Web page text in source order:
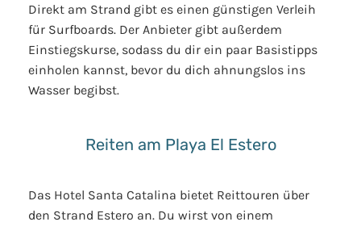
Direkt am Strand gibt es einen günstigen Verleih
für Surfboards. Der Anbieter gibt außerdem
Einstiegskurse, sodass du dir ein paar Basistipps
einholen kannst, bevor du dich ahnungslos ins
Wasser begibst.
Reiten am Playa El Estero
Das Hotel Santa Catalina bietet Reittouren über
den Strand Estero an. Du wirst von einem